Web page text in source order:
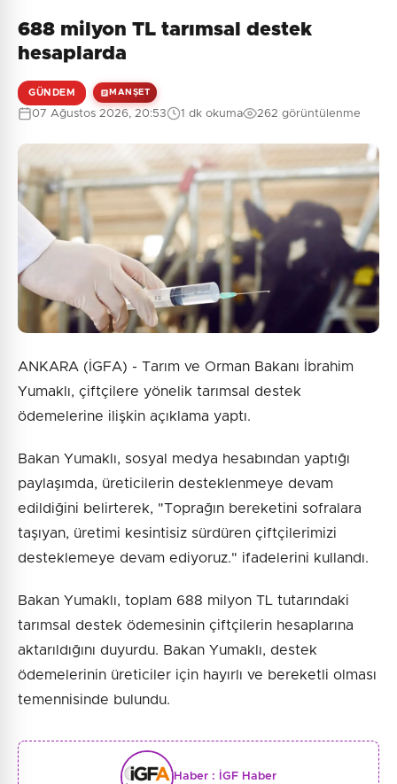
3 + 6 = ?
Gönder
Henüz yorum yapılmamış. İlk yorumu siz yapın!
688 milyon TL tarımsal destek
hesaplarda
GÜNDEM MANŞET
07 Ağustos 2026, 20:53 1 dk okuma 262 görüntülenme
ANKARA (İGFA) - Tarım ve Orman Bakanı İbrahim
Yumaklı, çiftçilere yönelik tarımsal destek
ödemelerine ilişkin açıklama yaptı.
Bakan Yumaklı, sosyal medya hesabından yaptığı
paylaşımda, üreticilerin desteklenmeye devam
edildiğini belirterek, "Toprağın bereketini sofralara
taşıyan, üretimi kesintisiz sürdüren çiftçilerimizi
desteklemeye devam ediyoruz." ifadelerini kullandı.
Bakan Yumaklı, toplam 688 milyon TL tutarındaki
tarımsal destek ödemesinin çiftçilerin hesaplarına
aktarıldığını duyurdu. Bakan Yumaklı, destek
ödemelerinin üreticiler için hayırlı ve bereketli olması
temennisinde bulundu.
Haber : İGF Haber